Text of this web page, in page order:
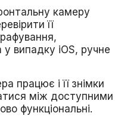
камеру
її
у випадку iOS, ручне
працює і її знімки
між доступними
функціональні.